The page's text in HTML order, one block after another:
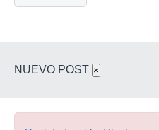
NUEVO POST ×